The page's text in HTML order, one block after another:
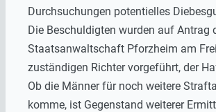
Durchsuchungen potentielles
Die Beschuldigten wurden auf Antrag
Staatsanwaltschaft Pforzheim am
zuständigen Richter vorgeführt, der
Ob die Männer für noch weitere
komme, ist Gegenstand weiterer